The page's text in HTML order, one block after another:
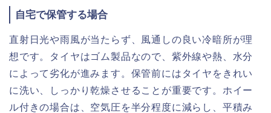
自宅で保管する場合
直射日光や雨風が当たらず、風通しの良い冷暗所が理
想です。タイヤはゴム製品なので、紫外線や熱、水分
によって劣化が進みます。保管前にはタイヤをきれい
に洗い、しっかり乾燥させることが重要です。ホイー
ル付きの場合は、空気圧を半分程度に減らし、平積み